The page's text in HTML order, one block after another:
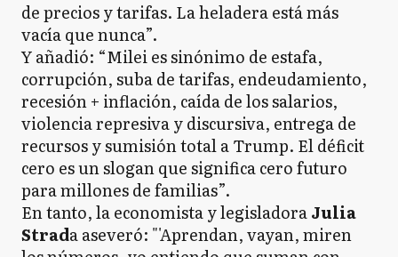
de precios y tarifas. La heladera está más
vacía que nunca”.
Y añadió: “Milei es sinónimo de estafa,
corrupción, suba de tarifas, endeudamiento,
recesión + inflación, caída de los salarios,
violencia represiva y discursiva, entrega de
recursos y sumisión total a Trump. El déficit
cero es un slogan que significa cero futuro
para millones de familias”.
En tanto, la economista y legisladoraJulia
Strada aseveró: "'Aprendan, vayan, miren